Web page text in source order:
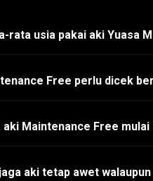
rata usia pakai aki Yuasa
Free perlu dicek
aki Maintenance Free mulai
aki tetap awet